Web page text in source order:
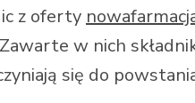
z oferty
w nich
się do